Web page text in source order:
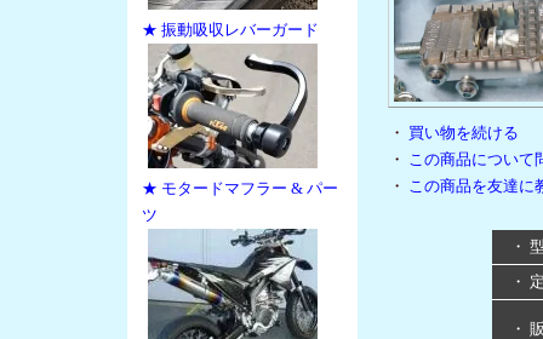
★ 振動吸収レバーガード
★ モタードマフラー & パー
ツ
・ 買い物を続ける
・
この商品について
・
この商品を友達に
・
・
・